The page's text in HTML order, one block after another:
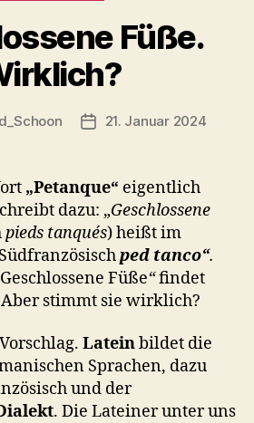
Füße.
Veröffentlichungsdatum
21. Januar 2024
„Petanque“ eigentlich
dazu: „Geschlossene
pieds tanqués) heißt im
ped tanco“.
Geschlossene Füße“findet
stimmt sie wirklich?
Lateinbildet die
Sprachen, dazu
und der
. Die Lateiner unter uns